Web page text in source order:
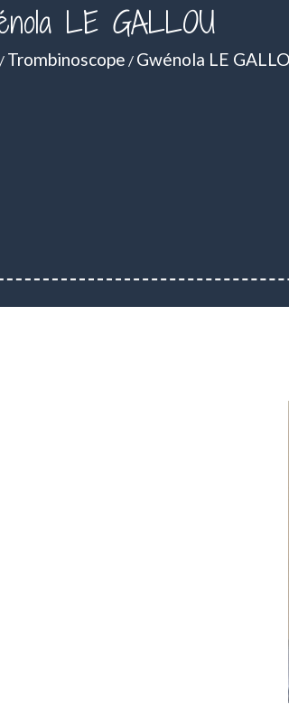
LE GALLOU
/ Trombinoscope / Gwénola LE